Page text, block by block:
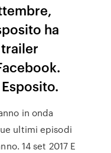
ha
in onda
ultimi episodi
14 set 2017 E